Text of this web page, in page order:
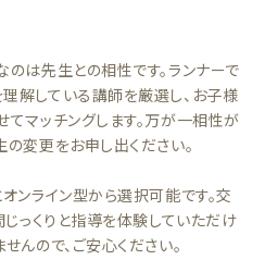
は先生との相性です。ランナーで
解している講師を厳選し、お子様
マッチングします。万が一相性が
変更をお申し出ください。
ンライン型から選択可能です。交
っくりと指導を体験していただけ
んので、ご安心ください。